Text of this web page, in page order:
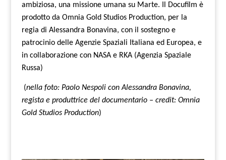
ambiziosa, una missione umana su Marte.
Il Docufilm è
prodotto da Omnia Gold Studios Production, per la
regia di Alessandra Bonavina, con il sostegno e
patrocinio delle Agenzie Spaziali Italiana ed Europea, e
in collaborazione con NASA e RKA (Agenzia Spaziale
Russa)
(nella foto: Paolo Nespoli con Alessandra Bonavina,
regista e produttrice del documentario – credit: Omnia
Gold Studios Production)